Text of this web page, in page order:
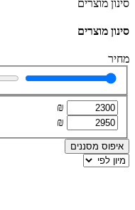
סינון מוצרים
סינון מוצרים
מחיר
₪
₪
איפוס מסננים